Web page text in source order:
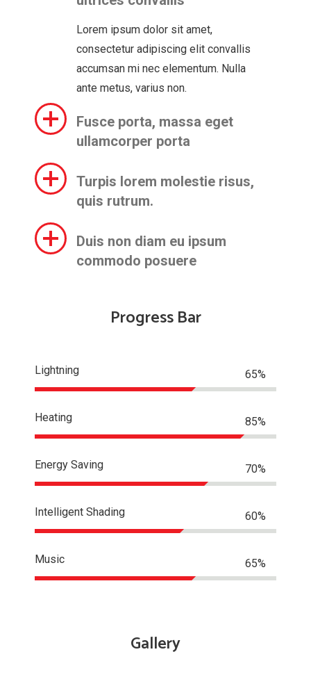
Lorem ipsum dolor sit amet,
consectetur adipiscing elit convallis
accumsan mi nec elementum. Nulla
ante metus, varius non.
Fusce porta, massa eget
ullamcorper porta
Turpis lorem molestie risus,
quis rutrum.
Duis non diam eu ipsum
commodo posuere
Progress Bar
Lightning 65%
Heating 85%
Energy Saving 70%
Intelligent Shading 60%
Music 65%
Gallery